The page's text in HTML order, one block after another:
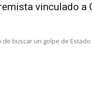
vinculado a
buscar un golpe de